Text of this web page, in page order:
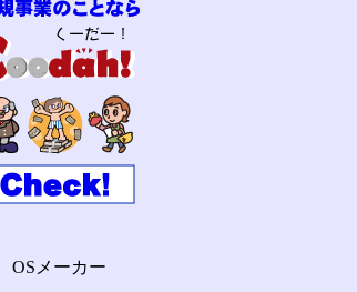
OSメーカー